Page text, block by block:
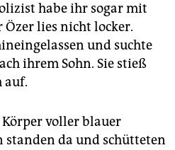
habe ihr sogar mit
Özer lies nicht locker.
und suchte
ihrem Sohn. Sie stieß
auf.
Körper voller blauer
standen da und schütteten